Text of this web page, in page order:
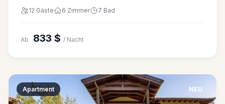
12 Gäste 6 Zimmer 7 Bad
Ab 833 $ / Nacht
Apartment NEU